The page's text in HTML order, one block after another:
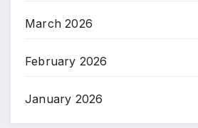
March 2026
February 2026
January 2026